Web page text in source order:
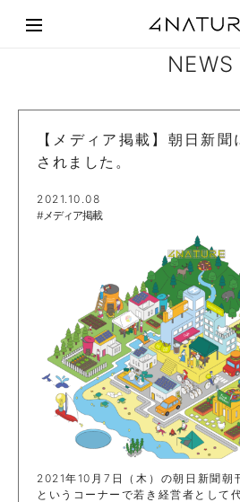
NEWS
【メディア掲載】朝日新
されました。
2021.10.08
#メディア掲載
2021年10月7日（木）の朝日新聞
というコーナーで若き経営者として